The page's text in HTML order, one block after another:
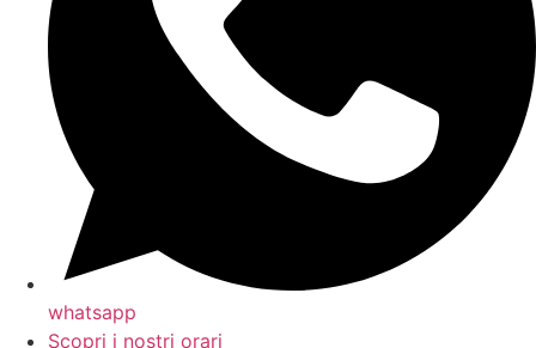
whatsapp
Scopri i nostri orari